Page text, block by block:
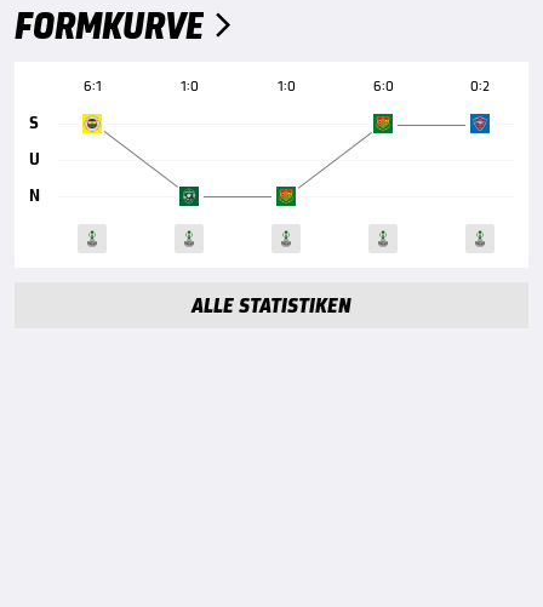
FORMKURVE 
6:1 1:0 1:0 6:0 0:2
S
U
N
ALLE STATISTIKEN